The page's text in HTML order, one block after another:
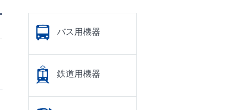
バス用機器
鉄道用機器